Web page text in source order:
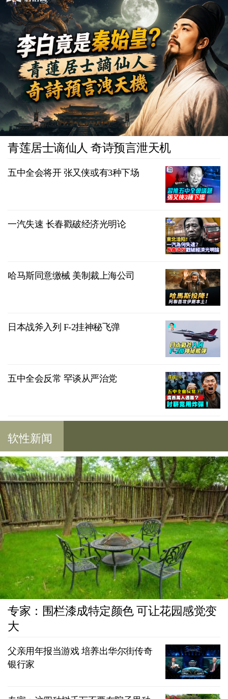
青莲居士谪仙人 奇诗预言泄天机
五中全会将开 张又侠或有3种下场
一汽失速 长春戳破经济光明论
哈马斯同意缴械 美制裁上海公司
日本战斧入列 F-2挂神秘飞弹
五中全会反常 罕谈从严治党
软性新闻
专家：围栏漆成特定颜色 可让花园感觉变
大
父亲用年报当游戏 培养出华尔街传奇
银行家